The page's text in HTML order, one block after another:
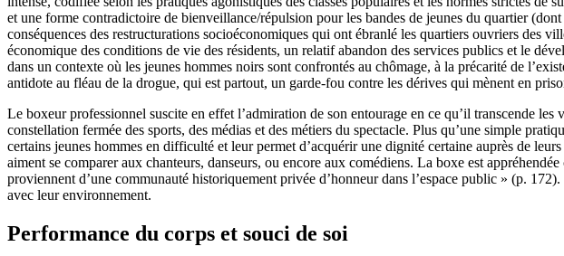
et une forme contradictoire de bienveillance/répulsion pour les bandes de jeunes du quartier (dont
conséquences des restructurations socioéconomiques qui ont ébranlé les quartiers ouvriers des
économique des conditions de vie des résidents, un relatif abandon des services publics et le
dans un contexte où les jeunes hommes noirs sont confrontés au chômage, à la précarité de
antidote au fléau de la drogue, qui est partout, un garde-fou contre les dérives qui mènent en
Le boxeur professionnel suscite en effet l’admiration de son entourage en ce qu’il transcende
constellation fermée des sports, des médias et des métiers du spectacle. Plus qu’une simple
certains jeunes hommes en difficulté et leur permet d’acquérir une dignité certaine auprès de
aiment se comparer aux chanteurs, danseurs, ou encore aux comédiens. La boxe est
proviennent d’une communauté historiquement privée d’honneur dans l’espace public » (p.
avec leur environnement.
Performance du corps et souci de soi